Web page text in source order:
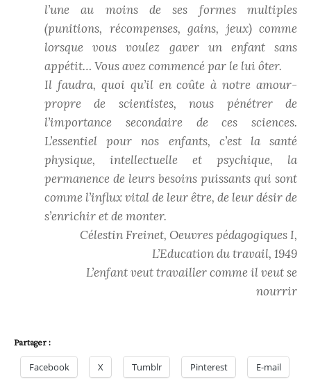
l’une au moins de ses formes multiples
(punitions, récompenses, gains, jeux) comme
lorsque vous voulez gaver un enfant sans
appétit… Vous avez commencé par le lui ôter.
Il faudra, quoi qu’il en coûte à notre amour-
propre de scientistes, nous pénétrer de
l’importance secondaire de ces sciences.
L’essentiel pour nos enfants, c’est la santé
physique, intellectuelle et psychique, la
permanence de leurs besoins puissants qui sont
comme l’influx vital de leur être, de leur désir de
s’enrichir et de monter.
Célestin Freinet, Oeuvres pédagogiques I,
L’Education du travail, 1949
L’enfant veut travailler comme il veut se
nourrir
Partager :
Facebook X Tumblr Pinterest E-mail